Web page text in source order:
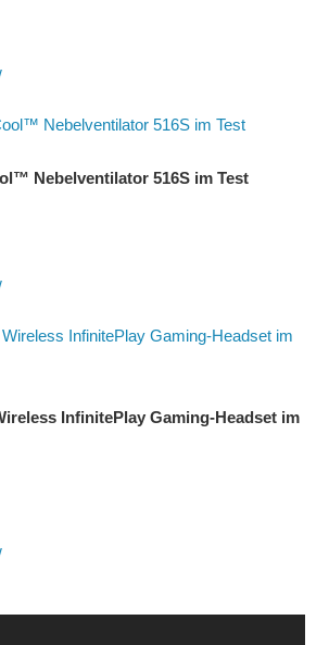
Nebelventilator 516S im Test
InfinitePlay Gaming-Headset im